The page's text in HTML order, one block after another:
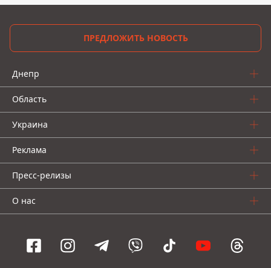
ПРЕДЛОЖИТЬ НОВОСТЬ
Днепр
Область
Украина
Реклама
Пресс-релизы
О нас